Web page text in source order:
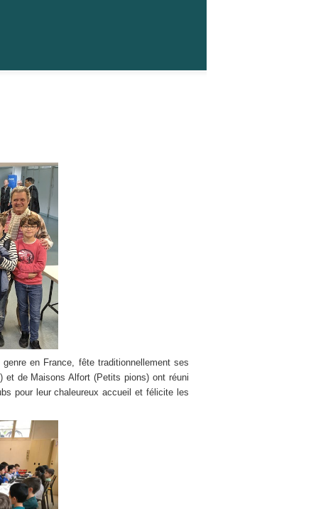
en France, fête traditionnellement ses
de Maisons Alfort (Petits pions) ont réuni
pour leur chaleureux accueil et félicite les